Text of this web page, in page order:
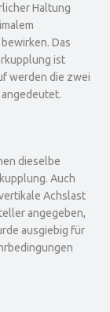
Haltung
Das
ist
werden die zwei
dieselbe
Auch
Achslast
angegeben,
ausgiebig für